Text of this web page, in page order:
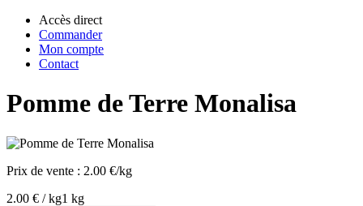
Accès direct
Commander
Mon compte
Contact
Pomme de Terre Monalisa
Prix de vente : 2.00 €/kg
2.00 € / kg1 kg